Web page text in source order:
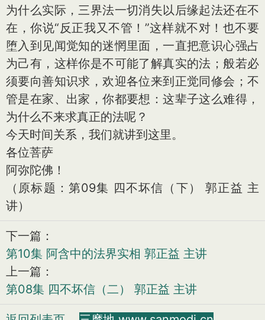
为什么实际，三界法一切消失以后缘起法还在不
在，你说“反正我又不管！”这样就不对！也不要
堕入到见闻觉知的迷惘里面，一直把意识心强占
为己有，这样你是不可能了解真实的法；般若必
须要向善知识求，欢迎各位来到正觉同修会；不
管是在家、出家，你都要想：这辈子这么难得，
为什么不来求真正的法呢？
今天时间关系，我们就讲到这里。
各位菩萨
阿弥陀佛！
（原标题：第09集 四不坏信（下） 郭正益 主
讲）
下一篇：
第10集 阿含中的法界实相 郭正益 主讲
上一篇：
第08集 四不坏信（二） 郭正益 主讲